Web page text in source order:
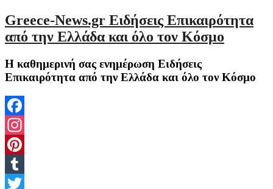
Greece-News.gr Ειδήσεις Επικαιρότητα
από την Ελλάδα και όλο τον Κόσμο
Η καθημερινή σας ενημέρωση Ειδήσεις
Επικαιρότητα από την Ελλάδα και όλο τον Κόσμο
Facebook
Instagram
Pinterest
Tumblr